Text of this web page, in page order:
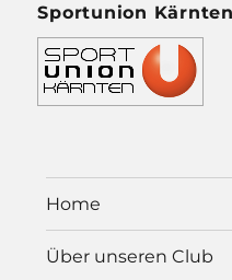
Sportunion Kärnten
Home
Über unseren Club